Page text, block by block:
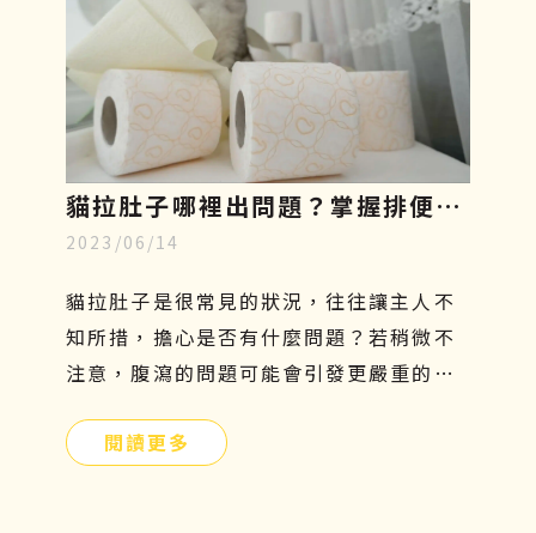
貓拉肚子哪裡出問題？掌握排便型
態、飲食與治療關鍵，重回健康活
力
2023/06/14
貓拉肚子是很常見的狀況，往往讓主人不
知所措，擔心是否有什麼問題？若稍微不
注意，腹瀉的問題可能會引發更嚴重的危
狀，找出正確的原因才能有效解決問題！
閱讀更多